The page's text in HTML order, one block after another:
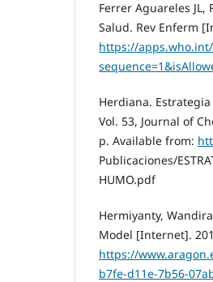
Ferrer Aguareles JL,
Salud. Rev Enferm
https://
Herdiana.
Vol. 53, Journal of
p. Available from:
Publicaciones/
HUMO.pdf
Hermiyanty,
Model [Internet].
https://
b7fe-d11e-7b56-